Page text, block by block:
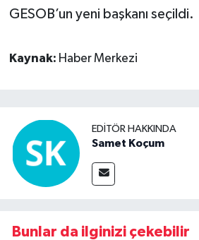
GESOB’un yeni başkanı seçildi.
Kaynak: Haber Merkezi
EDITÖR HAKKINDA
Samet Koçum
Bunlar da ilginizi çekebilir